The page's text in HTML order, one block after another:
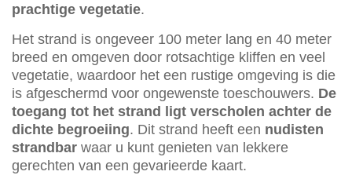
prachtige vegetatie.
Het strand is ongeveer 100 meter lang en 40 meter
breed en omgeven door rotsachtige kliffen en veel
vegetatie, waardoor het een rustige omgeving is die
is afgeschermd voor ongewenste toeschouwers. De
toegang tot het strand ligt verscholen achter de
dichte begroeiing. Dit strand heeft een nudisten
strandbar waar u kunt genieten van lekkere
gerechten van een gevarieerde kaart.